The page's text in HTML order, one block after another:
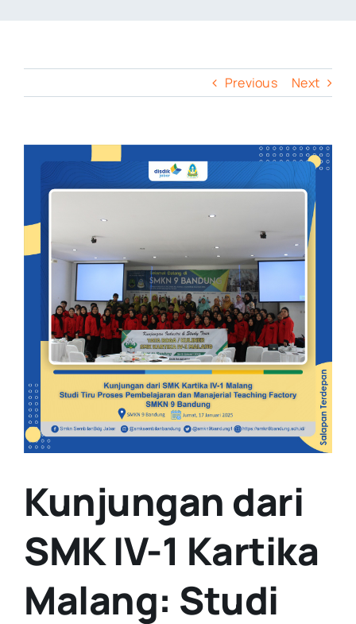
Previous Next
Larger
Image
Kunjungan dari
SMK IV-1 Kartika
Malang: Studi